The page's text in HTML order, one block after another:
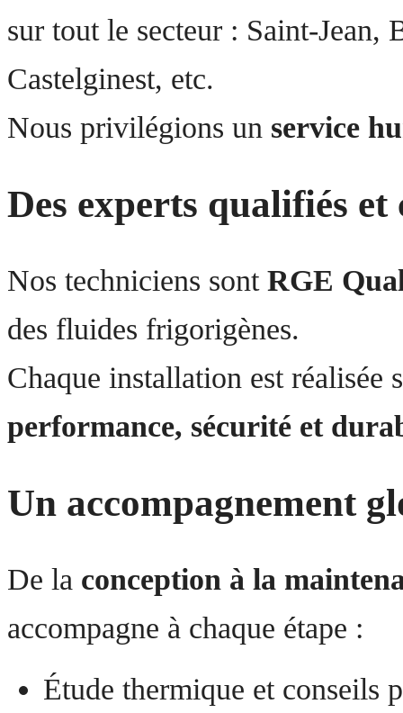
sur tout le secteur : Saint-Jean,
Castelginest, etc.
Nous privilégions un service
Des experts qualifiés et
Nos techniciens sont RGE
des fluides frigorigènes.
Chaque installation est réalisée
performance, sécurité et
Un accompagnement
De la conception à la
accompagne à chaque étape :
Étude thermique et conseils